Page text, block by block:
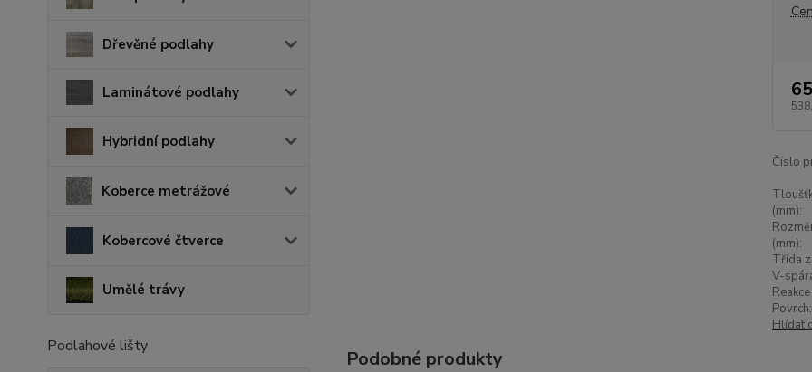
Dřevěné podlahy
Laminátové podlahy
Hybridní podlahy
Koberce metrážové
Kobercové čtverce
Umělé trávy
Podlahové lišty
Číslo
(mm):
(mm):
Třída
V-
Povrch:
Hlídat
Podobné produkty